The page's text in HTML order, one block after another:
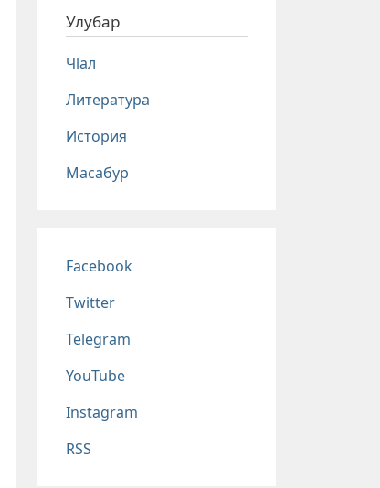
Улубар
Чlал
Литература
История
Масабур
Соц сети
Facebook
Twitter
Telegram
YouTube
Instagram
RSS